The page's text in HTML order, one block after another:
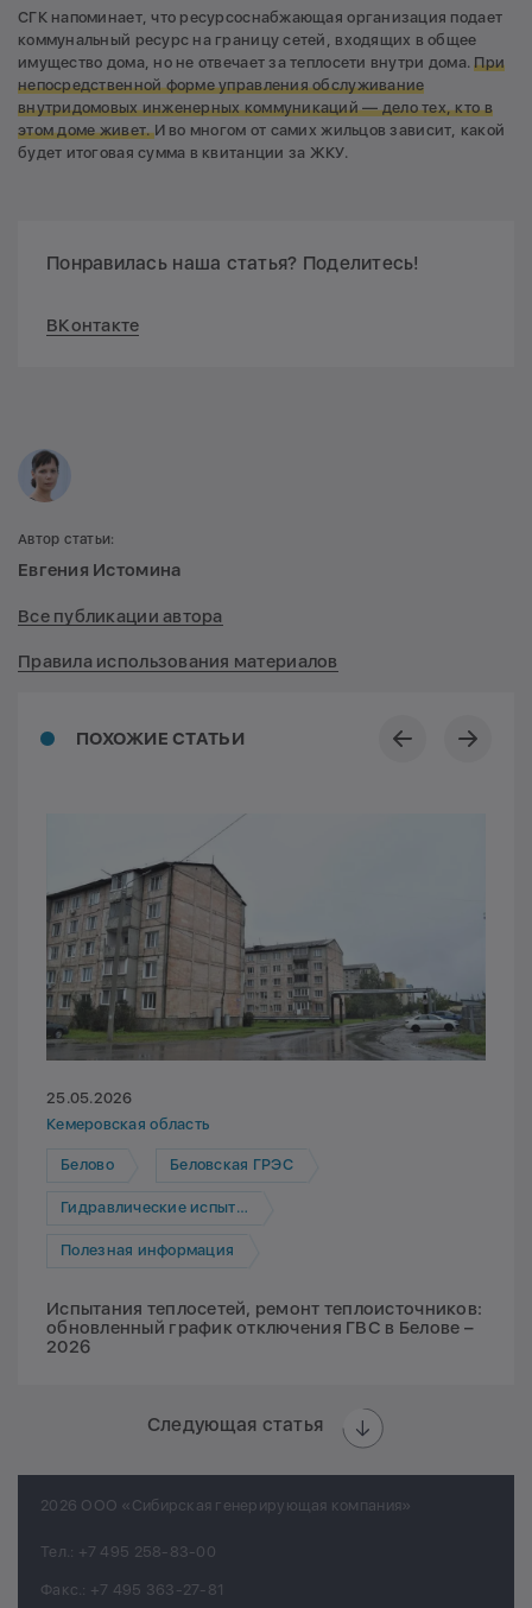
СГК напоминает, что ресурсоснабжающая организация подает
коммунальный ресурс на границу сетей, входящих в общее
имущество дома, но не отвечает за теплосети внутри дома.При
непосредственной форме управления обслуживание
внутридомовых инженерных коммуникаций — дело тех, кто в
этом доме живет.И во многом от самих жильцов зависит, какой
будет итоговая сумма в квитанции за ЖКУ.
Понравилась наша статья? Поделитесь!
ВКонтакте
ПОХОЖИЕ СТАТЬИ
25.05.2026
Кемеровская область
Белово Беловская ГРЭС
Гидравлические испытания
Полезная информация
Испытания теплосетей, ремонт теплоисточников:
обновленный график отключения ГВС в Белове –
2026
Следующая статья
Автор статьи:
Евгения Истомина
Все публикации автора
Правила использования материалов
2026 ООО «Сибирская генерирующая компания»
Тел.: +7 495 258-83-00
Факс.: +7 495 363-27-81